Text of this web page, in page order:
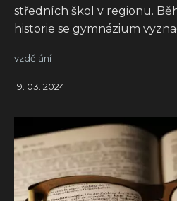
středních škol v regionu.
historie se gymnázium
vzdělání
19. 03. 2024